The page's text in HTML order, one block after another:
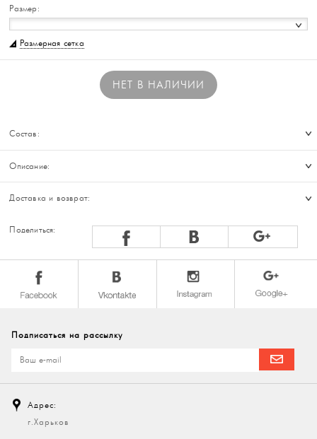
Размер:
Размерная сетка
НЕТ В НАЛИЧИИ
Состав:
Описание:
Доставка и возврат:
Поделиться:
Подписаться на рассылку
Адрес:
г.Харьков